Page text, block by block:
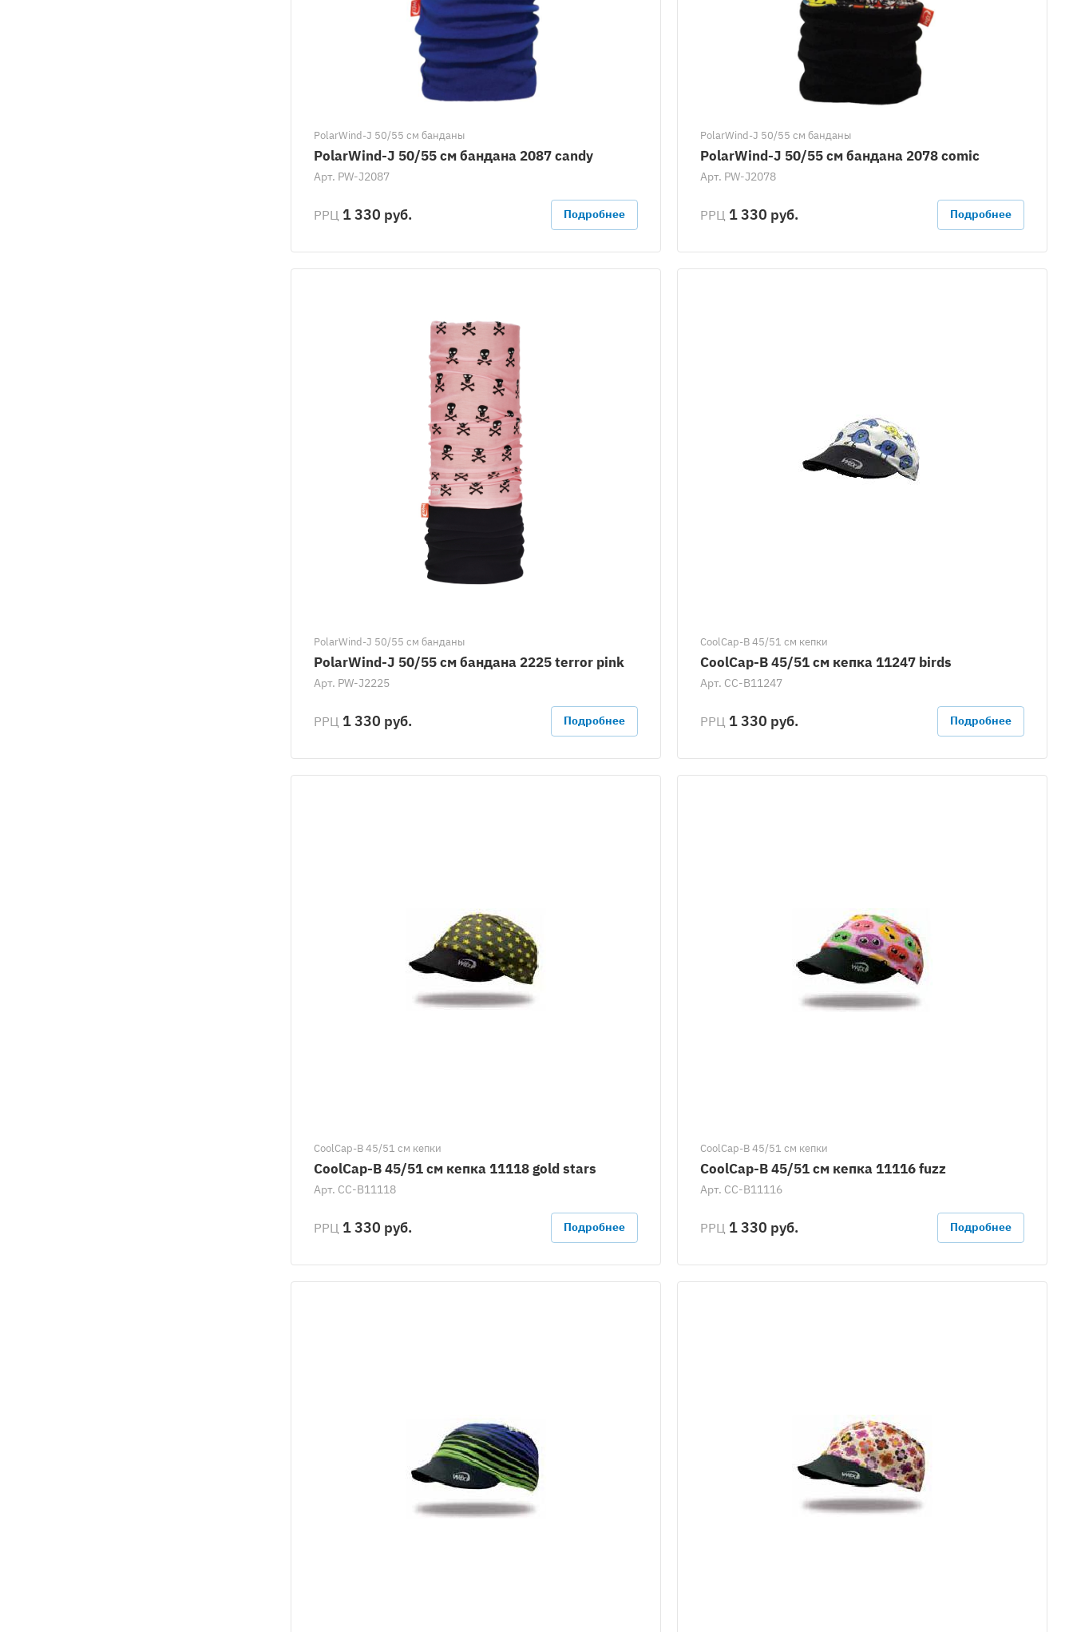
PolarWind-J 50/55 см банданы
PolarWind-J 50/55 см бандана 2087 candy
Арт. PW-J2087
РРЦ 1 330 руб. Подробнее
PolarWind-J 50/55 см банданы
PolarWind-J 50/55 см бандана 2078 comic
Арт. PW-J2078
РРЦ 1 330 руб. Подробнее
PolarWind-J 50/55 см банданы
PolarWind-J 50/55 см бандана 2225 terror pink
Арт. PW-J2225
РРЦ 1 330 руб. Подробнее
CооlCap-В 45/51 см кепки
CoolCap-B 45/51 см кепка 11247 birds
Арт. CC-B11247
РРЦ 1 330 руб. Подробнее
CооlCap-В 45/51 см кепки
CoolCap-B 45/51 см кепка 11118 gold stars
Арт. CC-B11118
РРЦ 1 330 руб. Подробнее
CооlCap-В 45/51 см кепки
CoolCap-B 45/51 см кепка 11116 fuzz
Арт. CC-B11116
РРЦ 1 330 руб. Подробнее